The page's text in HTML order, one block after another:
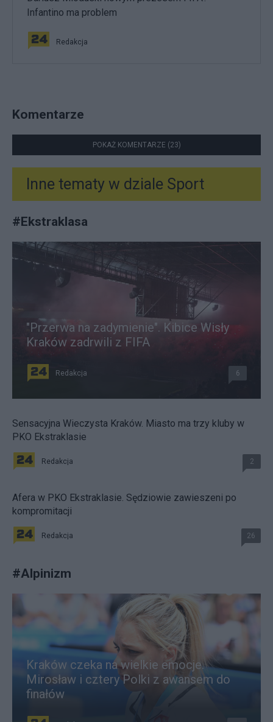
Infantino ma problem
Redakcja
Komentarze
POKAŻ KOMENTARZE (23)
Inne tematy w dziale Sport
#Ekstraklasa
"Przerwa na zadymienie". Kibice Wisły
Kraków zadrwili z FIFA
Redakcja 6
Sensacyjna Wieczysta Kraków. Miasto ma trzy kluby w
PKO Ekstraklasie
Redakcja 2
Afera w PKO Ekstraklasie. Sędziowie zawieszeni po
kompromitacji
Redakcja 26
#Alpinizm
Kraków czeka na wielkie emocje.
Mirosław i cztery Polki z awansem do
finałów